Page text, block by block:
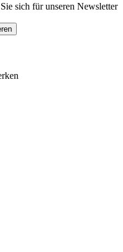
sich für unseren Newsletter